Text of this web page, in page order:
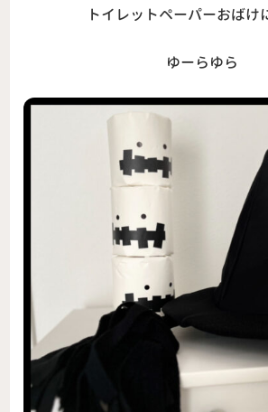
トイレットペーパーおばけ
ゆーらゆら